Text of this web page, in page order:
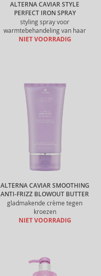
ALTERNA CAVIAR STYLE
PERFECT IRON SPRAY
styling spray voor
warmtebehandeling van haar
NIET VOORRADIG
ALTERNA CAVIAR SMOOTHING
ANTI-FRIZZ BLOWOUT BUTTER
gladmakende crème tegen
kroezen
NIET VOORRADIG